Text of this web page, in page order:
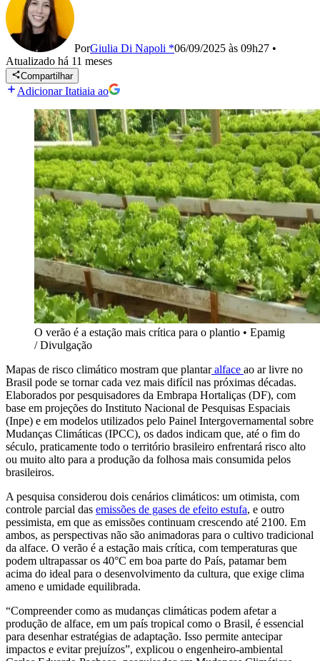
PorGiulia Di Napoli *06/09/2025 às 09h27 •
Atualizado há 11 meses
Compartilhar
Adicionar Itatiaia ao
O verão é a estação mais crítica para o plantio • Epamig
/ Divulgação
Mapas de risco climático mostram que plantaralface ao ar livre no
Brasil pode se tornar cada vez mais difícil nas próximas décadas.
Elaborados por pesquisadores da Embrapa Hortaliças (DF), com
base em projeções do Instituto Nacional de Pesquisas Espaciais
(Inpe) e em modelos utilizados pelo Painel Intergovernamental sobre
Mudanças Climáticas (IPCC), os dados indicam que, até o fim do
século, praticamente todo o território brasileiro enfrentará risco alto
ou muito alto para a produção da folhosa mais consumida pelos
brasileiros.
A pesquisa considerou dois cenários climáticos: um otimista, com
controle parcial das emissões de gases de efeito estufa, e outro
pessimista, em que as emissões continuam crescendo até 2100. Em
ambos, as perspectivas não são animadoras para o cultivo tradicional
da alface. O verão é a estação mais crítica, com temperaturas que
podem ultrapassar os 40°C em boa parte do País, patamar bem
acima do ideal para o desenvolvimento da cultura, que exige clima
ameno e umidade equilibrada.
“Compreender como as mudanças climáticas podem afetar a
produção de alface, em um país tropical como o Brasil, é essencial
para desenhar estratégias de adaptação. Isso permite antecipar
impactos e evitar prejuízos”, explicou o engenheiro-ambiental